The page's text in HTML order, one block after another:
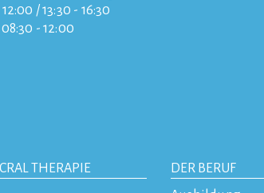
/ 13:30 - 16:30
- 12:00
THERAPIE
DER BERUF